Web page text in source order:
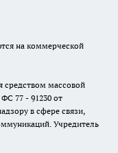
на коммерческой
средством массовой
77 - 91230 от
в сфере связи,
Учредитель